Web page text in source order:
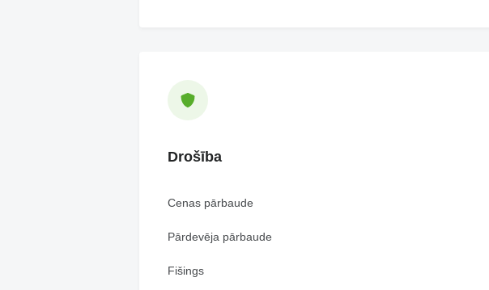
Drošība
Cenas pārbaude
Pārdevēja pārbaude
Fišings